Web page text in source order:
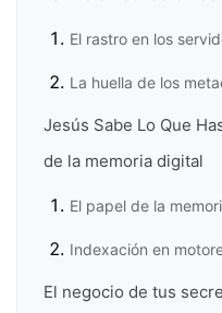
El rastro en los
La huella de los
Jesús Sabe Lo Que
de la memoria digital
El papel de la
Indexación en
El negocio de tus